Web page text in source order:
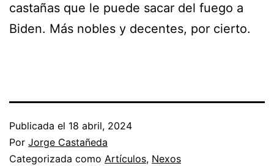
castañas que le puede sacar del fuego a
Biden. Más nobles y decentes, por cierto.
Publicada el 18 abril, 2024
Por Jorge Castañeda
Categorizada como Artículos, Nexos